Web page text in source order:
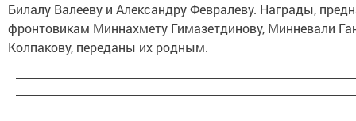
Билалу Валееву и Александру Февралеву. Награды,
фронтовикам Миннахмету Гимазетдинову, Минневали
Колпакову, переданы их родным.